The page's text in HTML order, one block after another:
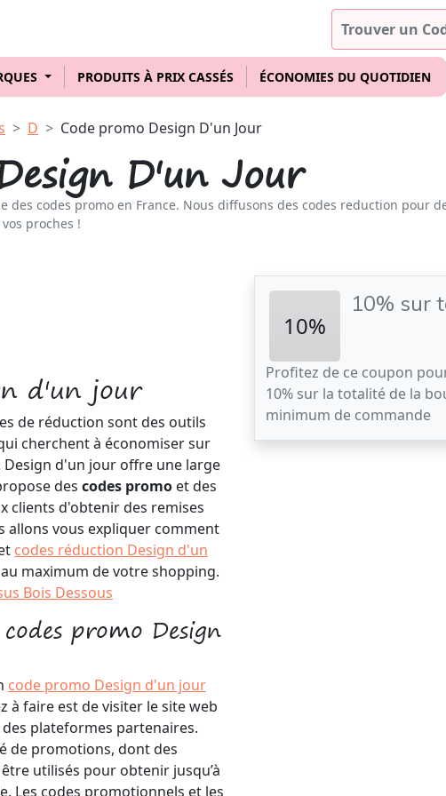
PRODUITS À PRIX CASSÉS ÉCONOMIES DU QUOTIDIEN
D Code promo Design D'un Jour
D'un Jour
des codes promo en France. Nous diffusons des codes reduction pour
proches !
d'un jour
de réduction sont des outils
cherchent à économiser sur
Design d'un jour offre une large
des codes promo et des
clients d'obtenir des remises
allons vous expliquer comment
codes réduction Design d'un
maximum de votre shopping.
Bois Dessous
promo Design
code promo Design d'un jour
à faire est de visiter le site web
plateformes partenaires.
de promotions, dont des
utilisés pour obtenir jusqu’à
Les codes promotionnels et les
10%
10% sur
Profitez de ce coupon
10% sur la totalité de la
minimum de commande